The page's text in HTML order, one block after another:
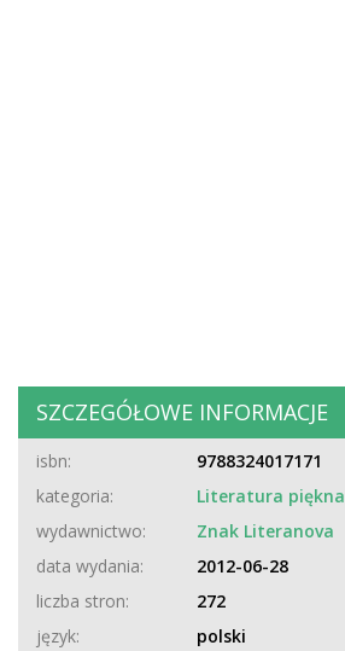
SZCZEGÓŁOWE INFORMACJE
isbn:
9788324017171
kategoria:
Literatura piękna
wydawnictwo:
Znak Literanova
data wydania:
2012-06-28
liczba stron:
272
język:
polski